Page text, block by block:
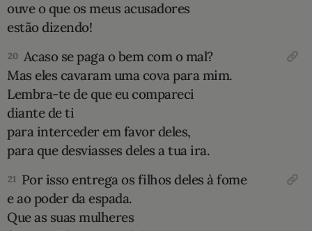
ouve o que os meus acusadores
estão dizendo!
20 Acaso se paga o bem com o mal?
Mas eles cavaram uma cova para mim.
Lembra-te de que eu compareci
diante de ti
para interceder em favor deles,
para que desviasses deles a tua ira.
21 Por isso entrega os filhos deles à fome
e ao poder da espada.
Que as suas mulheres